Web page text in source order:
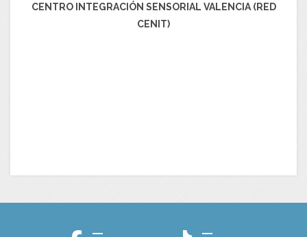
CENTRO INTEGRACIÓN SENSORIAL VALENCIA (RED
CENIT)